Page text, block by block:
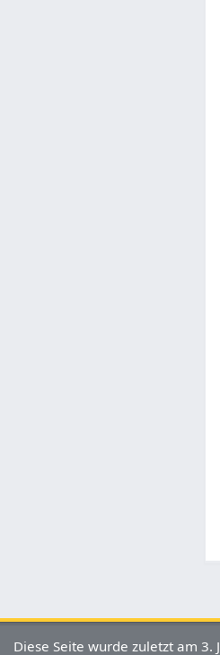
Diese Seite wurde zuletzt am